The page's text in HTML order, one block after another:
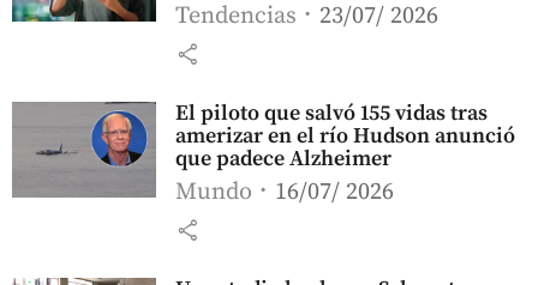
Tendencias 23/07/ 2026
share
El piloto que salvó 155 vidas tras
amerizar en el río Hudson anunció
que padece Alzheimer
Mundo 16/07/ 2026
share